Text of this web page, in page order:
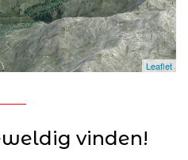
Leaflet
vinden!